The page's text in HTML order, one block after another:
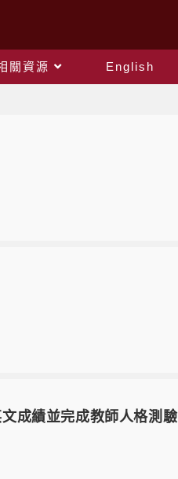
關資源 English
成績並完成教師人格測驗